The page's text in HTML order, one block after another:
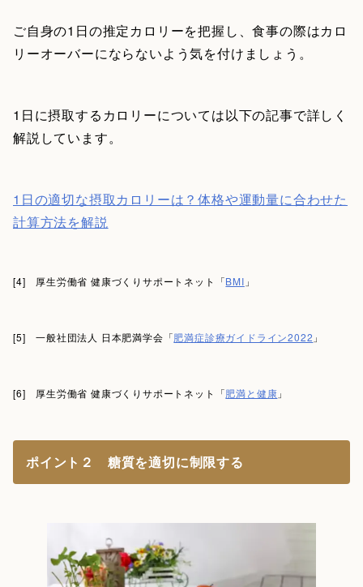
ご自身の1日の推定カロリーを把握し、食事の際はカロ
リーオーバーにならないよう気を付けましょう。
1日に摂取するカロリーについては以下の記事で詳しく
解説しています。
1日の適切な摂取カロリーは？体格や運動量に合わせた
計算方法を解説
[4] 厚生労働省 健康づくりサポートネット「BMI 」
[5] 一般社団法人 日本肥満学会「肥満症診療ガイドライン2022 」
[6] 厚生労働省 健康づくりサポートネット「肥満と健康 」
ポイント２ 糖質を適切に制限する